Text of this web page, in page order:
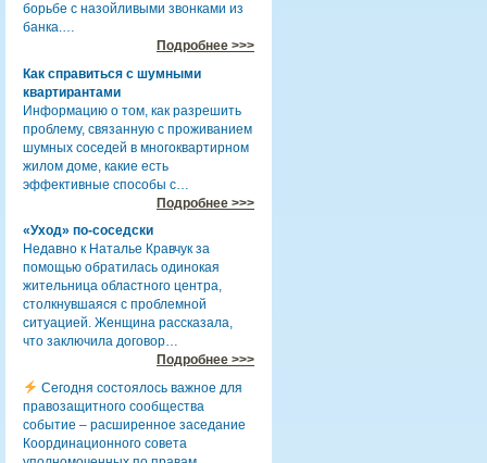
борьбе с назойливыми звонками из
банка.…
Подробнее >>>
Как справиться с шумными
квартирантами
Информацию о том, как разрешить
проблему, связанную с проживанием
шумных соседей в многоквартирном
жилом доме, какие есть
эффективные способы с…
Подробнее >>>
«Уход» по-соседски
Недавно к Наталье Кравчук за
помощью обратилась одинокая
жительница областного центра,
столкнувшаяся с проблемной
ситуацией. Женщина рассказала,
что заключила договор…
Подробнее >>>
Сегодня состоялось важное для
правозащитного сообщества
событие – расширенное заседание
Координационного совета